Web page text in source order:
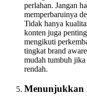
perlahan. Jangan
memperbaruinya
Tidak hanya
konten juga
mengikuti
tingkat brand
mudah tumbuh jika
rendah.
Menunjukkan